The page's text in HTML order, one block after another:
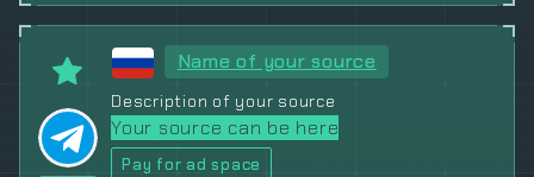
Name of your source
Description of your source
Your source can be here
Pay for ad space